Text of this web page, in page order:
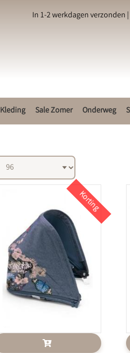
In 1-2 werkdagen verzonden |
Kleding Sale Zomer Onderweg
Korting